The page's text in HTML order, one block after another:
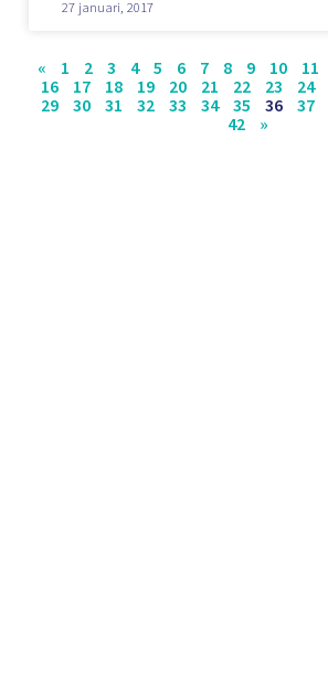
27 januari, 2017
« 1 2 3 4 5 6 7 8 9 10 11
16
17 18 19 20 21 22 23 24
29
30 31 32 33 34 35 36 37
42
»